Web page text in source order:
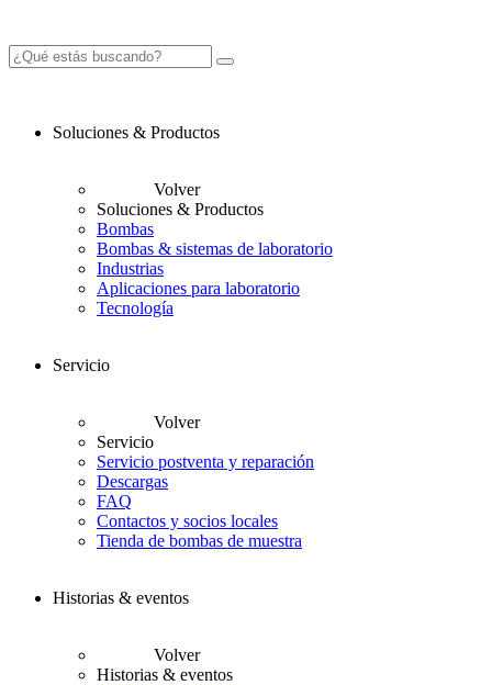
Soluciones & Productos
Volver
Soluciones & Productos
Bombas
Bombas & sistemas de laboratorio
Industrias
Aplicaciones para laboratorio
Tecnología
Servicio
Volver
Servicio
Servicio postventa y reparación
Descargas
FAQ
Contactos y socios locales
Tienda de bombas de muestra
Historias & eventos
Volver
Historias & eventos